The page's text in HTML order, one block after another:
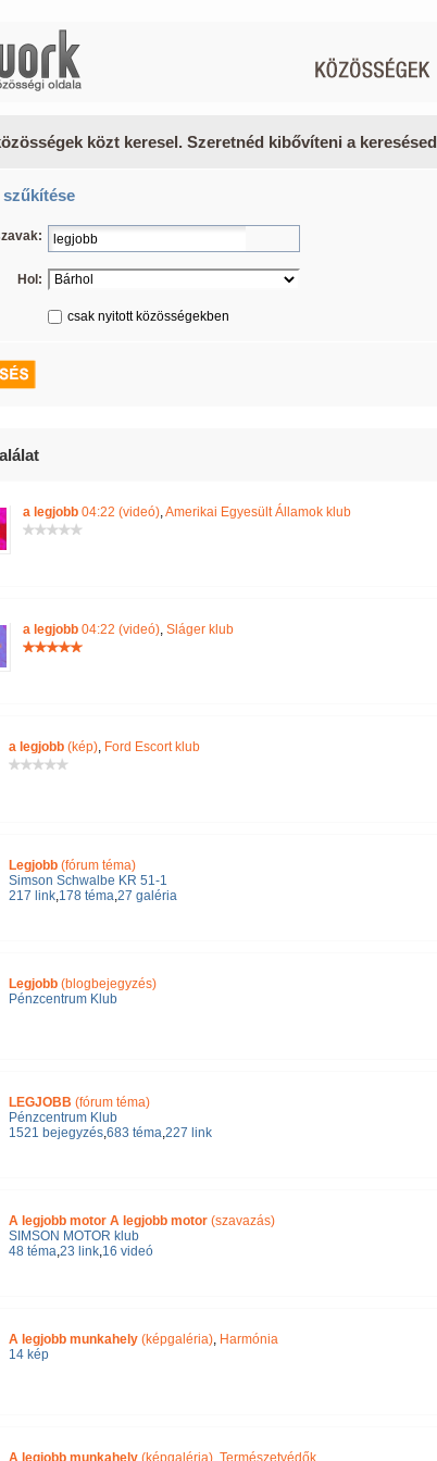
közt keresel. Szeretnéd kibővíteni a keresésed
szűkítése
Hol:
csak nyitott közösségekben
a legjobb04:22 (videó),Amerikai Egyesült Államok klub
a legjobb04:22 (videó), Sláger klub
a legjobb(kép), Ford Escort klub
Legjobb(fórum téma)
Simson Schwalbe KR 51-1
217 link,178 téma,27 galéria
Legjobb (blogbejegyzés)
Pénzcentrum Klub
LEGJOBB (fórum téma)
Pénzcentrum Klub
1521 bejegyzés,683 téma,227 link
A legjobb motor A legjobb motor(szavazás)
SIMSON MOTOR klub
48 téma,23 link,16 videó
A legjobb munkahely(képgaléria), Harmónia
14 kép
A legjobb munkahely(képgaléria), Természetvédők